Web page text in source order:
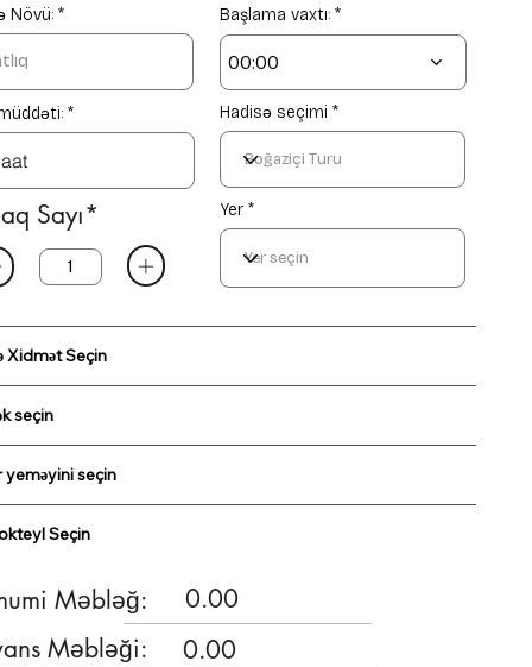
e
d
Növü: Başlama vaxtı:
00:00
Hadisə seçimi
Sayı* Yer *
Xidmət Seçin
seçin
yeməyini seçin
Seçin
Məbləğ:
0.00
Məbləği:
0.00